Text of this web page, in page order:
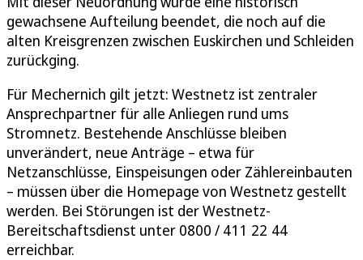
gewachsene Aufteilung beendet, die noch auf die
alten Kreisgrenzen zwischen Euskirchen und Schleiden
zurückging.
Für Mechernich gilt jetzt: Westnetz ist zentraler
Ansprechpartner für alle Anliegen rund ums
Stromnetz. Bestehende Anschlüsse bleiben
unverändert, neue Anträge – etwa für
Netzanschlüsse, Einspeisungen oder Zählereinbauten
– müssen über die Homepage von Westnetz gestellt
werden. Bei Störungen ist der Westnetz-
Bereitschaftsdienst unter 0800 / 411 22 44
erreichbar.